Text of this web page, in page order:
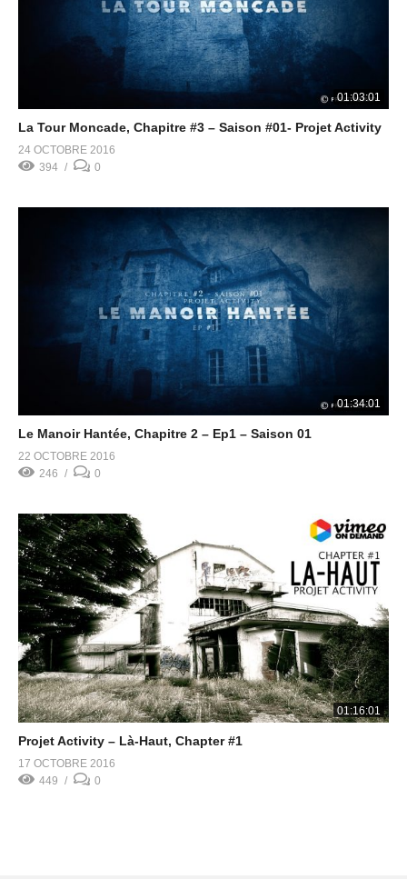
01:03:01
La Tour Moncade, Chapitre #3 – Saison #01- Projet Activity
24 OCTOBRE 2016
394
0
01:34:01
Le Manoir Hantée, Chapitre 2 – Ep1 – Saison 01
22 OCTOBRE 2016
246
0
01:16:01
Projet Activity – Là-Haut, Chapter #1
17 OCTOBRE 2016
449
0